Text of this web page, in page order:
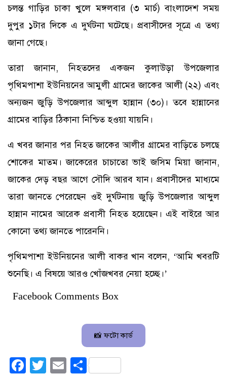
চলন্ত গাড়ির চাকা খুলে মঙ্গলবার (৩ মার্চ) বাংলাদেশ সময়
দুপুর ১টার দিকে এ দুর্ঘটনা ঘটেছে। প্রবাসীদের সূত্রে এ তথ্য
জানা গেছে।
তারা জানান, নিহতদের একজন কুলাউড়া উপজেলার
পৃথিমপাশা ইউনিয়নের আমুলী গ্রামের জাকের আলী (২২) এবং
অন্যজন জুড়ি উপজেলার আব্দুল হান্নান (৩০)। তবে হান্নানের
গ্রামের বাড়ির ঠিকানা নিশ্চিত হওয়া যায়নি।
এ খবর জানার পর নিহত জাকের আলীর গ্রামের বাড়িতে চলছে
শোকের মাতম। জাকেরের চাচাতো ভাই জসিম মিয়া জানান,
জাকের দেড় বছর আগে সৌদি আরব যান। প্রবাসীদের মাধ্যমে
তারা জানতে পেরেছেন ওই দুর্ঘটনায় জুড়ি উপজেলার আব্দুল
হান্নান নামের আরেক প্রবাসী নিহত হয়েছেন। এই বাইরে আর
কোনো তথ্য জানতে পারেননি।
পৃথিমপাশা ইউনিয়নের আলী বাকর খান বলেন, ‘আমি খবরটি
শুনেছি। এ বিষয়ে আরও খোঁজখবর নেয়া হচ্ছে।’
Facebook Comments Box
📸 ফটো কার্ড
Facebook
Twitter
EmailShare